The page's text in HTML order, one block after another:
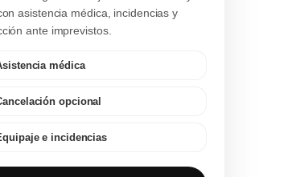
asistencia médica, incidencias y
ante imprevistos.
médica
opcional
e incidencias